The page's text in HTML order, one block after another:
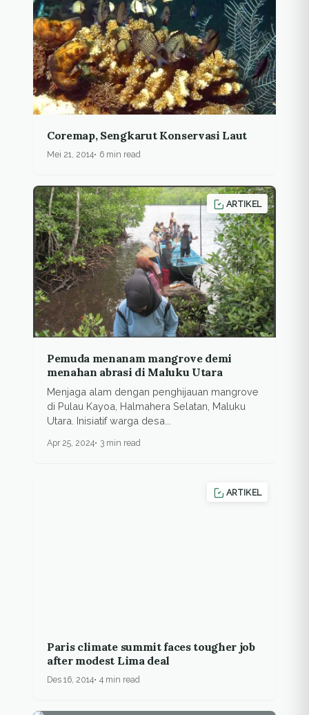
Coremap, Sengkarut Konservasi Laut
Mei 21, 2014 6 min read
ARTIKEL
Pemuda menanam mangrove demi
menahan abrasi di Maluku Utara
Menjaga alam dengan penghijauan mangrove
di Pulau Kayoa, Halmahera Selatan, Maluku
Utara. Inisiatif warga desa...
Apr 25, 2024 3 min read
ARTIKEL
Paris climate summit faces tougher job
after modest Lima deal
Des 16, 2014 4 min read